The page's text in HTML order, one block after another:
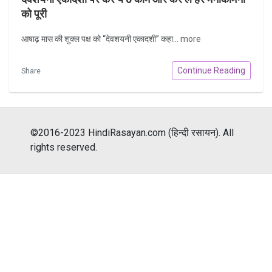
को पूरी
आषाढ़ मास की शुक्ल पक्ष को “देवशयनी एकादशी” कहा... more
Share Continue Reading
©2016-2023 HindiRasayan.com (हिन्दी रसायन). All
rights reserved.